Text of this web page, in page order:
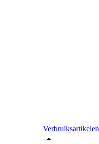
Verbruiksartikelen